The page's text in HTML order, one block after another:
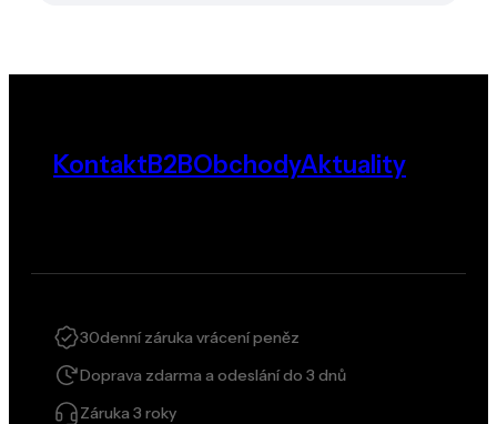
KontaktB2BObchodyAktuality
30denní záruka vrácení peněz
Doprava zdarma a odeslání do 3 dnů
Záruka 3 roky